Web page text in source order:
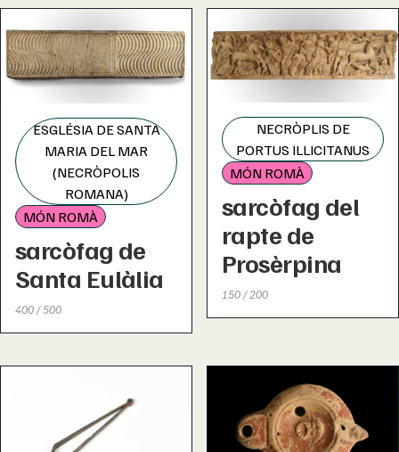
ESGLÉSIA DE SANTA
MARIA DEL MAR
(NECRÒPOLIS
ROMANA)
MÓN ROMÀ
sarcòfag de
Santa Eulàlia
400 / 500
NECRÒPLIS DE
PORTUS ILLICITANUS
MÓN ROMÀ
sarcòfag del
rapte de
Prosèrpina
150 / 200